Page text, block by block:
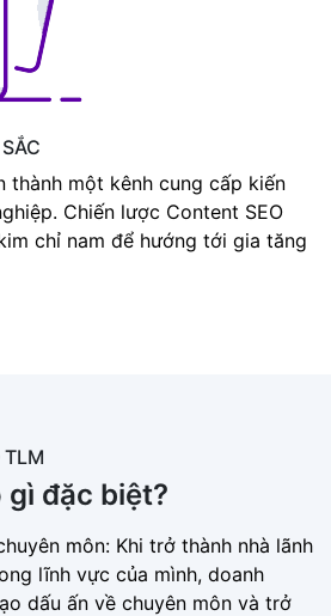
thành một kênh cung cấp kiến
Chiến lược Content SEO
chỉ nam để hướng tới gia tăng
TLM
gì đặc biệt?
môn: Khi trở thành nhà lãnh
lĩnh vực của mình, doanh
dấu ấn về chuyên môn và trở